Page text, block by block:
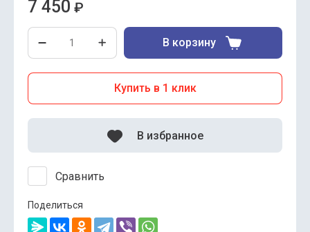
7 450 ₽
В корзину
Купить в 1 клик
Сравнить
В избранное
Поделиться